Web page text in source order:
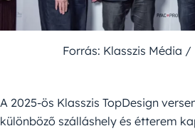
Forrás: Klasszis Média
A 2025-ös Klasszis TopDesign
különböző szálláshely és étterem